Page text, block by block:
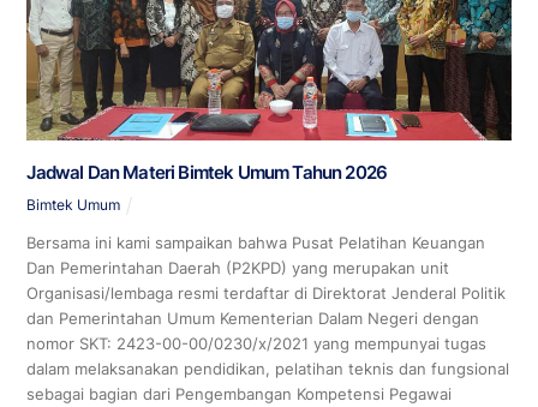
Jadwal Dan Materi Bimtek Umum Tahun 2026
Bimtek Umum
Bersama ini kami sampaikan bahwa Pusat Pelatihan Keuangan
Dan Pemerintahan Daerah (P2KPD) yang merupakan unit
Organisasi/lembaga resmi terdaftar di Direktorat Jenderal Politik
dan Pemerintahan Umum Kementerian Dalam Negeri dengan
nomor SKT: 2423-00-00/0230/x/2021 yang mempunyai tugas
dalam melaksanakan pendidikan, pelatihan teknis dan fungsional
sebagai bagian dari Pengembangan Kompetensi Pegawai